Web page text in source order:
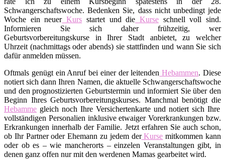
Schwangerschaftswoche. Bedenken Sie, dass nicht unbedingt jede
Woche ein neuerKurs startet und die Kurseschnell voll sind.
Informieren Sie sich daher frühzeitig, wer
Geburtsvorbereitungskurse in Ihrer Stadt anbietet, zu welcher
Uhrzeit (nachmittags oder abends) sie stattfinden und wann Sie sich
dafür anmelden müssen.
Oftmals genügt ein Anruf bei einer der leitenden Hebammen. Diese
notiert sich dann Ihren Namen, die aktuelle Schwangerschaftswoche
und den prognostizierten Geburtstermin und informiert Sie über den
Beginn Ihres Geburtsvorbereitungskurses. Manchmal benötigt die
Hebamme gleich noch Ihre Versichertenkarte und notiert sich Ihre
vollständigen Personalien inklusive etwaiger Vorerkrankungen bzw.
Erkrankungen innerhalb der Familie. Jetzt erfahren Sie auch schon,
ob Ihr Partner oder Ehemann zu jedem derKurse mitkommen kann
oder ob es – wie mancherorts – einzelen Veranstaltungen gibt, in
denen ganz offen nur mit den werdenen Mamas gearbeitet wird.